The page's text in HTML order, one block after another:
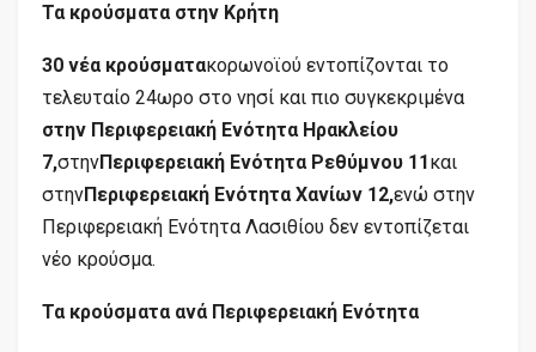
Τα κρούσματα στην Κρήτη
30 νέα κρούσματακορωνοϊού εντοπίζονται το
τελευταίο 24ωρο στο νησί και πιο συγκεκριμένα
στην Περιφερειακή Ενότητα Ηρακλείου
7,στηνΠεριφερειακή Ενότητα Ρεθύμνου 11 και
στηνΠεριφερειακή Ενότητα Χανίων 12,ενώ στην
Περιφερειακή Ενότητα Λασιθίου δεν εντοπίζεται
νέο κρούσμα.
Τα κρούσματα ανά Περιφερειακή Ενότητα